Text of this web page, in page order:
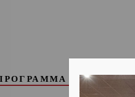
ΕΒΔΟΜΑΔΟΣ